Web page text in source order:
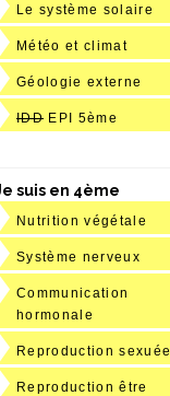
Le système solaire
Météo et climat
Géologie externe
IDD EPI 5ème
suis en 4ème
Nutrition végétale
Système nerveux
Communication
hormonale
Reproduction sexuée
Reproduction être